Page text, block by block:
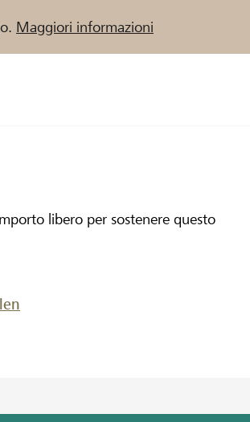
Maggiori informazioni
libero per sostenere questo